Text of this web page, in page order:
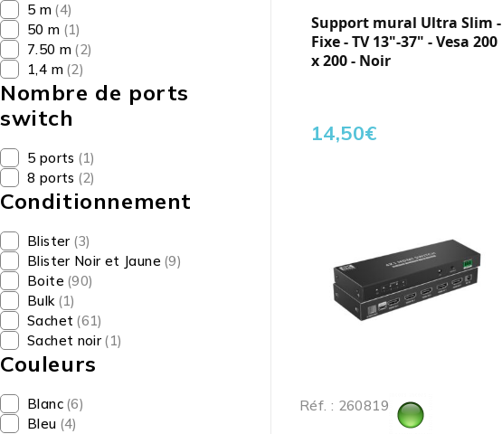
5 m (4)
50 m (1)
7.50 m (2)
1,4 m (2)
Nombre de ports
switch
5 ports (1)
8 ports (2)
Conditionnement
Blister (3)
Blister Noir et Jaune (9)
Boite (90)
Bulk (1)
Sachet (61)
Sachet noir (1)
Couleurs
Blanc (6)
Bleu (4)
Support mural Ultra Slim -
Fixe - TV 13"-37" - Vesa 200
x 200 - Noir
14,50€
Réf. : 260819